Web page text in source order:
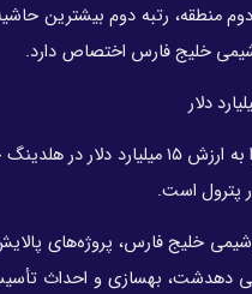
منطقه، رتبه دوم بیشترین
خلیج فارس اختصاص دارد.
پترول است.
خلیج فارس، پروژه‌های
دهدشت، بهسازی و احداث